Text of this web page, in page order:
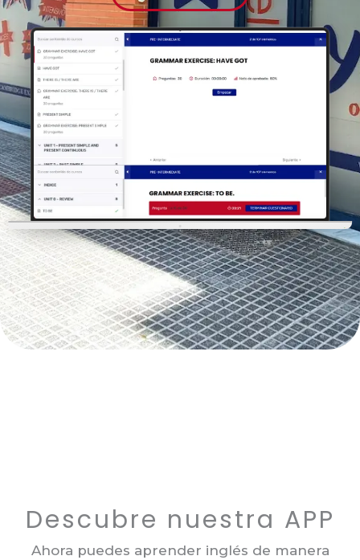
Descubre nuestra APP
Ahora puedes aprender inglés de manera